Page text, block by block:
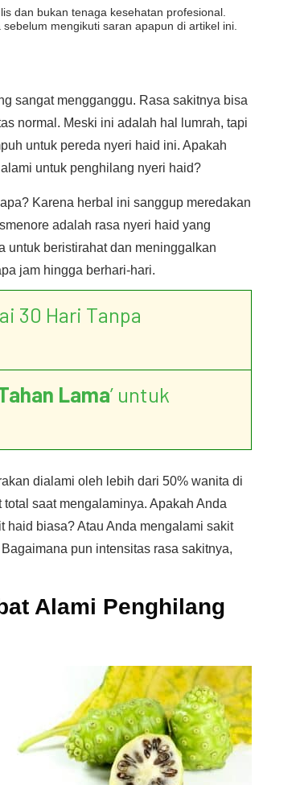
dan bukan tenaga kesehatan profesional.
mengikuti saran apapun di artikel ini.
sangat mengganggu. Rasa sakitnya bisa
normal. Meski ini adalah hal lumrah, tapi
untuk pereda nyeri haid ini. Apakah
untuk penghilang nyeri haid?
Karena herbal ini sanggup meredakan
adalah rasa nyeri haid yang
untuk beristirahat dan meninggalkan
jam hingga berhari-hari.
30 Hari Tanpa
Lama’ untuk
dialami oleh lebih dari 50% wanita di
saat mengalaminya. Apakah Anda
haid biasa? Atau Anda mengalami sakit
pun intensitas rasa sakitnya,
Alami Penghilang